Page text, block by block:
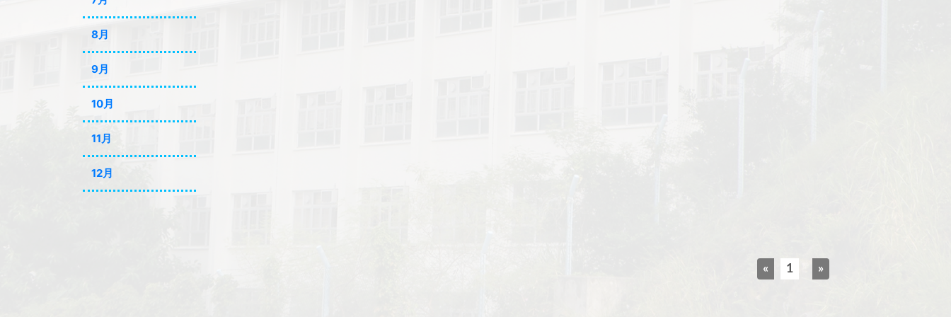
8月
9月
10月
11月
12月
« 1 »